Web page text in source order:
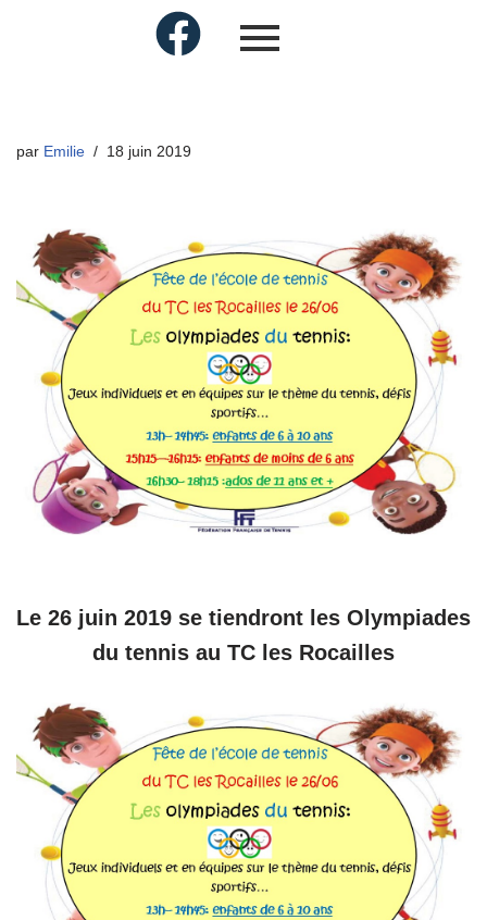
par Emilie 18 juin 2019
Le 26 juin 2019 se tiendront les Olympiades
du tennis au TC les Rocailles